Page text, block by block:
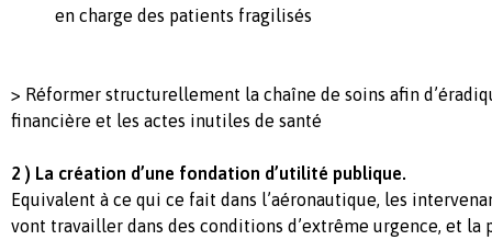
en charge des patients fragilisés
> Réformer structurellement la chaîne de soins afin
financière et les actes inutiles de santé
2 ) La création d’une fondation d’utilité publique.
Equivalent à ce qui ce fait dans l’aéronautique, les
vont travailler dans des conditions d’extrême urgence, et